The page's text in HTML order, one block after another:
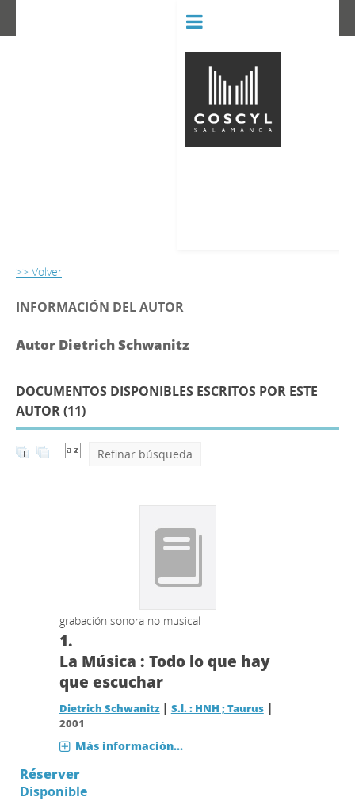
>> Volver
INFORMACIÓN DEL AUTOR
Autor Dietrich Schwanitz
DOCUMENTOS DISPONIBLES ESCRITOS POR ESTE
AUTOR (11)
Refinar búsqueda
grabación sonora no musical
1.
La Música : Todo lo que hay
que escuchar
Dietrich Schwanitz | S.l. : HNH ; Taurus|
2001
Más información...
Réserver
Disponible